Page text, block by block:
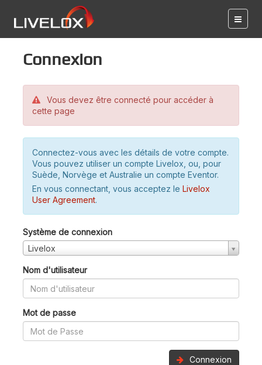
Connexion
Vous devez être connecté pour accéder à
cette page
Connectez-vous avec les détails de votre compte.
Vous pouvez utiliser un compte Livelox, ou, pour
Suède, Norvège et Australie un compte Eventor.
En vous connectant, vous acceptez le Livelox
User Agreement.
Système de connexion
Livelox
Nom d'utilisateur
Mot de passe
Connexion